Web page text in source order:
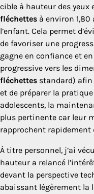
cible à hauteur des yeux
fléchettes à environ
l’enfant. Cela permet
de favoriser une
gagne en confiance et
progressive vers les
fléchettes standard) afin
et de préparer la
adolescents, la
plus pertinente car leur
rapprochent rapidement
À titre personnel, j’ai
hauteur a relancé
devant la perspective
abaissant légèrement la